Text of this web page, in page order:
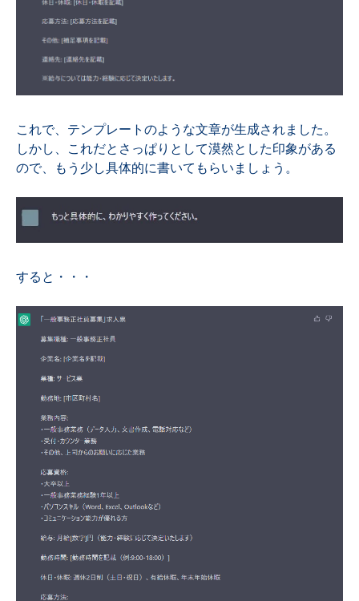
これで、テンプレートのような文章が生成されました。
しかし、これだとさっぱりとして漠然とした印象がある
ので、もう少し具体的に書いてもらいましょう。
すると・・・